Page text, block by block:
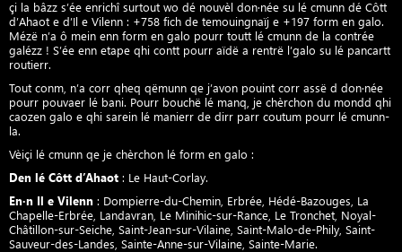
çi la bâzz s’ée enrichî surtout wo dé nouvèl don·née su lé cmunn dé Côtt
d’Ahaot e d’Il e Vilenn : +758 fich de temouingnaïj e +197 form en galo.
Mézë n’a ô mein enn form en galo pourr toutt lé cmunn de la contrée
galézz ! S’ée enn etape qhi contt pourr aïdë a rentrë l’galo su lé pancartt
routierr.
Tout conm, n’a corr qheq qëmunn qe j’avon pouint corr assë d don·née
pourr pouvaer lé bani. Pourr bouchë lé manq, je chèrchon du mondd qhi
caozen galo e qhi sarein lé manierr de dirr parr coutum pourr lé cmunn-
la.
Vèiçi lé cmunn qe je chèrchon lé form en galo :
Den lé Côtt d’Ahaot : Le Haut-Corlay.
En·n Il e Vilenn : Dompierre-du-Chemin, Erbrée, Hédé-Bazouges, La
Chapelle-Erbrée, Landavran, Le Minihic-sur-Rance, Le Tronchet, Noyal-
Châtillon-sur-Seiche, Saint-Jean-sur-Vilaine, Saint-Malo-de-Phily, Saint-
Sauveur-des-Landes, Sainte-Anne-sur-Vilaine, Sainte-Marie.